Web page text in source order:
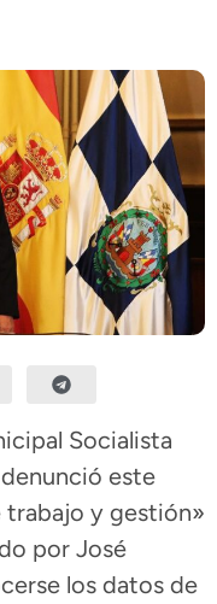
Socialista
este
trabajo y gestión»
por José
los datos de